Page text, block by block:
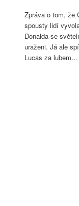
Zpráva o tom, že
spousty lidí
Donalda se
uraženi. Já ale
Lucas za lubem…